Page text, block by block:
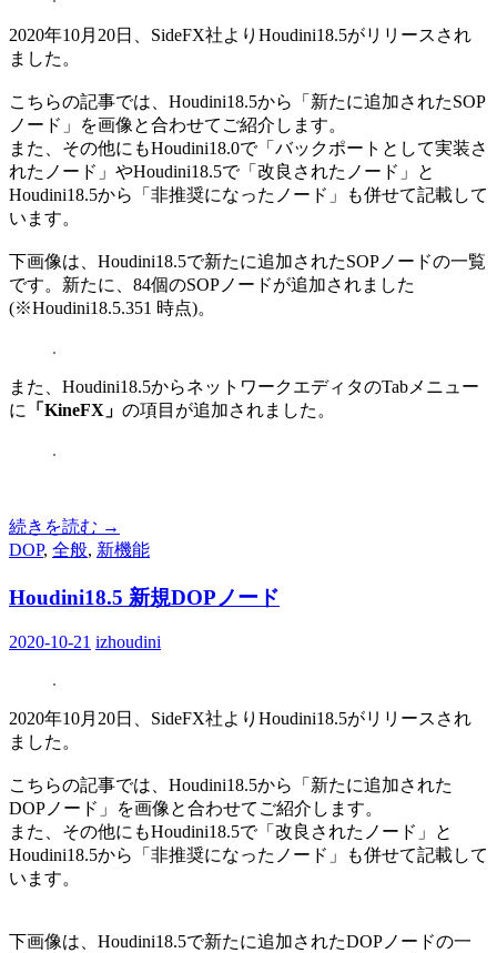
2020年10月20日、SideFX社よりHoudini18.5がリリースされ
ました。
こちらの記事では、Houdini18.5から「新たに追加されたSOP
ノード」を画像と合わせてご紹介します。
また、その他にもHoudini18.0で「バックポートとして実装さ
れたノード」やHoudini18.5で「改良されたノード」と
Houdini18.5から「非推奨になったノード」も併せて記載して
います。
下画像は、Houdini18.5で新たに追加されたSOPノードの一覧
です。新たに、84個のSOPノードが追加されました
(※Houdini18.5.351 時点)。
また、Houdini18.5からネットワークエディタのTabメニュー
に
「KineFX」 の項目が追加されました。
続きを読む →
DOP, 全般, 新機能
Houdini18.5 新規DOPノード
2020-10-21 izhoudini
2020年10月20日、SideFX社よりHoudini18.5がリリースされ
ました。
こちらの記事では、Houdini18.5から「新たに追加された
DOPノード」を画像と合わせてご紹介します。
また、その他にもHoudini18.5で「改良されたノード」と
Houdini18.5から「非推奨になったノード」も併せて記載して
います。
下画像は、Houdini18.5で新たに追加されたDOPノードの一